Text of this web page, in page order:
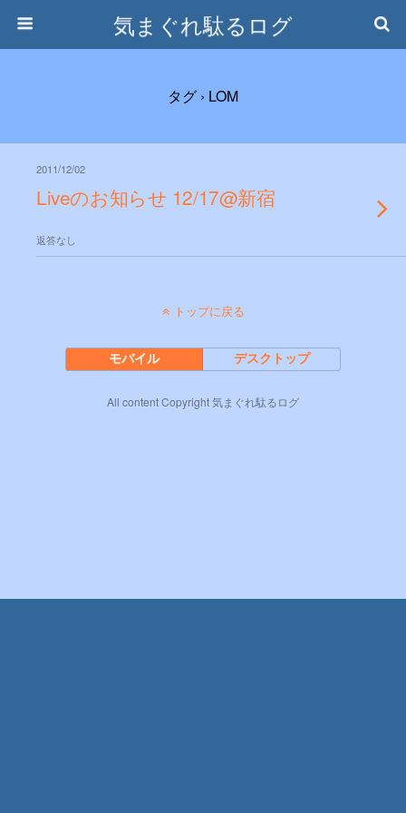
気まぐれ駄るログ
タグ › LOM
2011/12/02
Liveのお知らせ 12/17@新宿
返答なし
トップに戻る
モバイル デスクトップ
All content Copyright 気まぐれ駄るログ